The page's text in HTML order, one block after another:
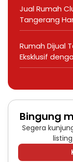
Jual Rumah
Tangerang
Rumah Dijual
Eksklusif
Bingung
Segera